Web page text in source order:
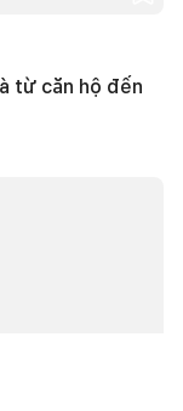
từ căn hộ đến